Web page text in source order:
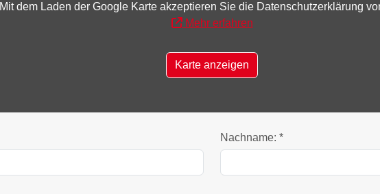
Mit dem Laden der Google Karte akzeptieren Sie die Datenschutzerklärung
Mehr erfahren
Karte anzeigen
Nachname: *